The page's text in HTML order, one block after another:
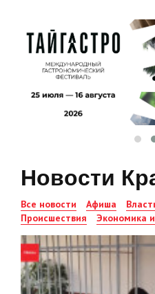
Новости
Все новости Афиша
Происшествия
Экономика